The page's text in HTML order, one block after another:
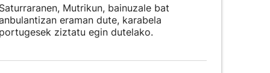
Mutrikun, bainuzale bat
eraman dute, karabela
ziztatu egin dutelako.